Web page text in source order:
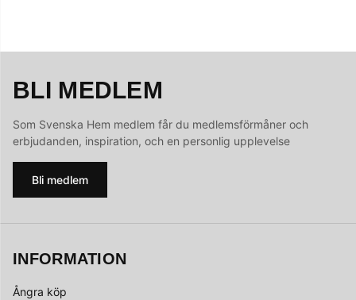
BLI MEDLEM
Som Svenska Hem medlem får du medlemsförmåner och
erbjudanden, inspiration, och en personlig upplevelse
Bli medlem
INFORMATION
Ångra köp